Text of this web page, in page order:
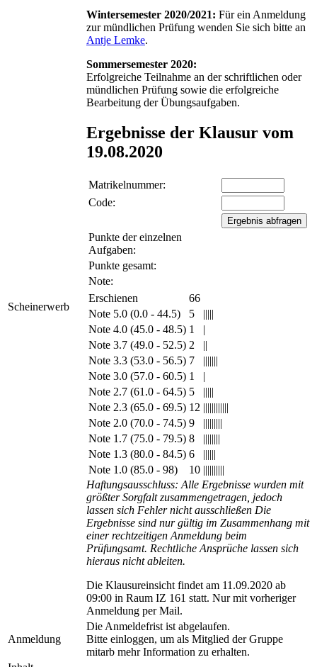
Scheinerwerb
Wintersemester 2020/2021: Für ein Anmeldung
zur mündlichen Prüfung wenden Sie sich bitte an
Antje Lemke.
Sommersemester 2020:
Erfolgreiche Teilnahme an der schriftlichen oder
mündlichen Prüfung sowie die erfolgreiche
Bearbeitung der Übungsaufgaben.
Ergebnisse der Klausur vom
19.08.2020
Matrikelnummer:
Code:
Punkte der einzelnen
Aufgaben:
Punkte gesamt:
Note:
Erschienen
66
Note 5.0 (0.0 - 44.5)
5
|||||
Note 4.0 (45.0 - 48.5) 1
|
Note 3.7 (49.0 - 52.5) 2
||
Note 3.3 (53.0 - 56.5) 7
|||||||
Note 3.0 (57.0 - 60.5) 1
|
Note 2.7 (61.0 - 64.5) 5
|||||
Note 2.3 (65.0 - 69.5) 12 ||||||||||||
Note 2.0 (70.0 - 74.5) 9
|||||||||
Note 1.7 (75.0 - 79.5) 8
||||||||
Note 1.3 (80.0 - 84.5) 6
||||||
Note 1.0 (85.0 - 98)
10 ||||||||||
Haftungsausschluss: Alle Ergebnisse wurden mit
größter Sorgfalt zusammengetragen, jedoch
lassen sich Fehler nicht ausschließen Die
Ergebnisse sind nur gültig im Zusammenhang mit
einer rechtzeitigen Anmeldung beim
Prüfungsamt. Rechtliche Ansprüche lassen sich
hieraus nicht ableiten.
Die Klausureinsicht findet am 11.09.2020 ab
09:00 in Raum IZ 161 statt. Nur mit vorheriger
Anmeldung per Mail.
Anmeldung
Die Anmeldefrist ist abgelaufen.
Bitte einloggen, um als Mitglied der Gruppe
mitarb mehr Information zu erhalten.